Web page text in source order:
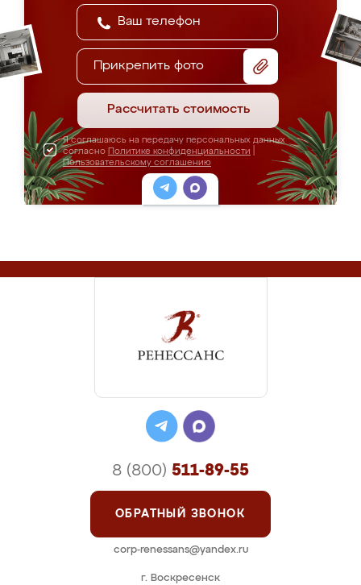
Прикрепить фото
Рассчитать стоимость
Я соглашаюсь на передачу персональных данных
согласно Политике конфиденциальности
Пользовательскому соглашению
г. Воскресенск
8 (800) 511-89-55
ОБРАТНЫЙ ЗВОНОК
corp-renessans@yandex.ru